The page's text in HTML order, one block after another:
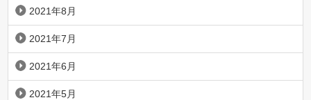
2021年8月
2021年7月
2021年6月
2021年5月